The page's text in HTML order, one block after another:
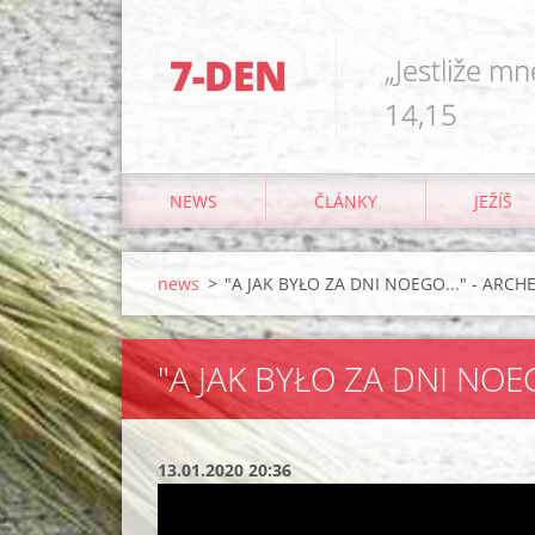
7-DEN
„Jestliže
14,15
NEWS ČLÁNKY JEŽÍŠ
news > "A JAK BYŁO ZA DNI NOEGO..." -
"A JAK BYŁO ZA DNI
13.01.2020 20:36